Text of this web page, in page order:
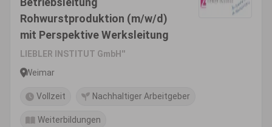
Rohwurstproduktion (m/w/d)
mit Perspektive Werksleitung
LIEBLER INSTITUT GmbH''
Weimar
Vollzeit Nachhaltiger Arbeitgeber
Weiterbildungen